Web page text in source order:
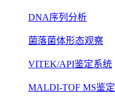
DNA序列分析
菌落菌体形态观察
VITEK/API鉴定系统
MALDI-TOF MS鉴定